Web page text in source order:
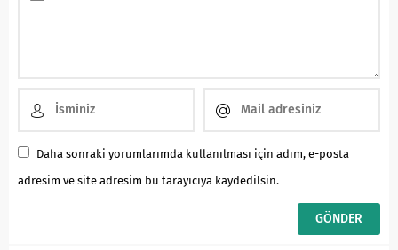
Daha sonraki yorumlarımda kullanılması için adım, e-posta
adresim ve site adresim bu tarayıcıya kaydedilsin.